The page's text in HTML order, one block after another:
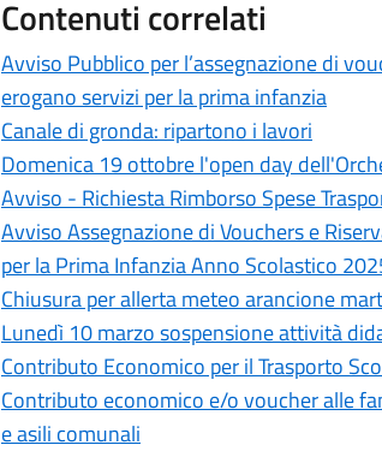
Contenuti correlati
Avviso Pubblico per l’assegnazione di
erogano servizi per la prima infanzia
Canale di gronda: ripartono i lavori
Domenica 19 ottobre l'open day
Avviso - Richiesta Rimborso Spese
Avviso Assegnazione di Vouchers e
per la Prima Infanzia Anno Scolastico
Chiusura per allerta meteo arancione
Lunedì 10 marzo sospensione attività
Contributo Economico per il Trasporto
Contributo economico e/o voucher alle
e asili comunali